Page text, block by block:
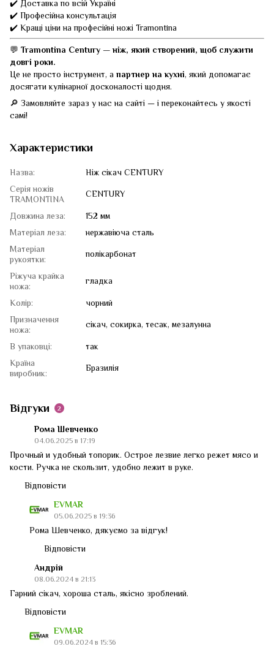
✔️ Доставка по всій Україні
✔️ Професійна консультація
✔️ Кращі ціни на професійні ножі Tramontina
💬 Tramontina Century — ніж, який створений, щоб служити
довгі роки.
Це не просто інструмент, а партнер на кухні, який допомагає
досягати кулінарної досконалості щодня.
🔎 Замовляйте зараз у нас на сайті — і переконайтесь у якості
самі!
Характеристики
Назва:
Ніж сікач CENTURY
Серія ножів
TRAMONTINA
CENTURY
Довжина леза:
152 мм
Матеріал леза:
нержавіюча сталь
Матеріал
рукоятки:
полікарбонат
Ріжуча крайка
ножа:
гладка
Колір:
чорний
Призначення
ножа:
сікач, сокирка, тесак, мезалунна
В упаковці:
так
Країна
виробник:
Бразилія
Відгуки 2
Рома Шевченко
04.06.2025 в 17:19
Прочный и удобный топорик. Острое лезвие легко режет мясо и
кости. Ручка не скользит, удобно лежит в руке.
Відповісти
EVMAR
05.06.2025 в 19:36
Рома Шевченко, дякуємо за відгук!
Відповісти
Андрій
08.06.2024 в 21:13
Гарний сікач, хороша сталь, якісно зроблений.
Відповісти
EVMAR
09.06.2024 в 15:36